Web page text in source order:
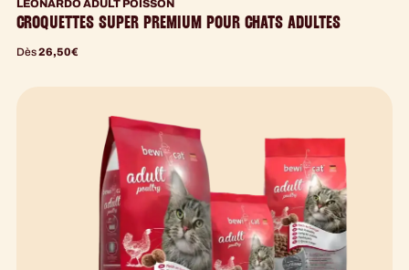
LEONARDO ADULT POISSON
CROQUETTES SUPER PREMIUM POUR CHATS ADULTES
Dès26,50€